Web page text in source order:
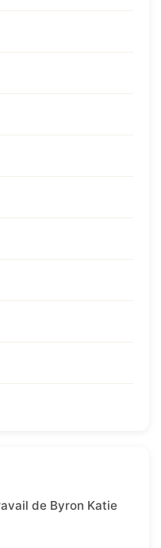
de Byron Katie